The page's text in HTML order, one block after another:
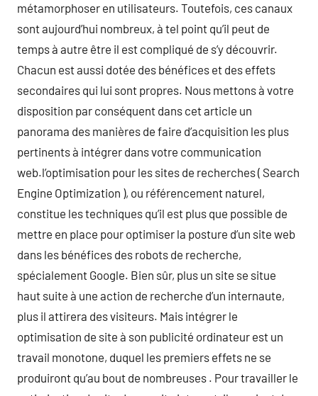
métamorphoser en utilisateurs. Toutefois, ces canaux
sont aujourd’hui nombreux, à tel point qu’il peut de
temps à autre être il est compliqué de s’y découvrir.
Chacun est aussi dotée des bénéfices et des effets
secondaires qui lui sont propres. Nous mettons à votre
disposition par conséquent dans cet article un
panorama des manières de faire d’acquisition les plus
pertinents à intégrer dans votre communication
web.l’optimisation pour les sites de recherches ( Search
Engine Optimization ), ou référencement naturel,
constitue les techniques qu’il est plus que possible de
mettre en place pour optimiser la posture d’un site web
dans les bénéfices des robots de recherche,
spécialement Google. Bien sûr, plus un site se situe
haut suite à une action de recherche d’un internaute,
plus il attirera des visiteurs. Mais intégrer le
optimisation de site à son publicité ordinateur est un
travail monotone, duquel les premiers effets ne se
produiront qu’au bout de nombreuses . Pour travailler le